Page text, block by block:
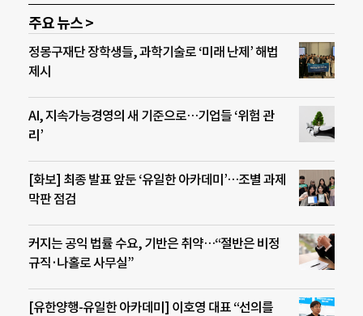
주요 뉴스 >
정몽구재단 장학생들, 과학기술로 ‘미래 난제’ 해법
제시
AI, 지속가능경영의 새 기준으로…기업들 ‘위험 관
리’
[화보] 최종 발표 앞둔 ‘유일한 아카데미’…조별 과제
막판 점검
커지는 공익 법률 수요, 기반은 취약…“절반은 비정
규직·나홀로 사무실”
[유한양행-유일한 아카데미] 이호영 대표 “선의를